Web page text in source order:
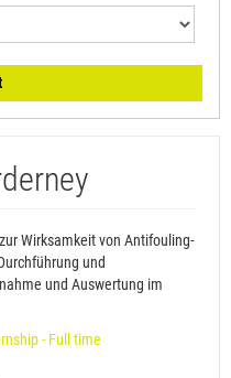
Wirksamkeit von Antifouling-
und
und Auswertung im
- Full time